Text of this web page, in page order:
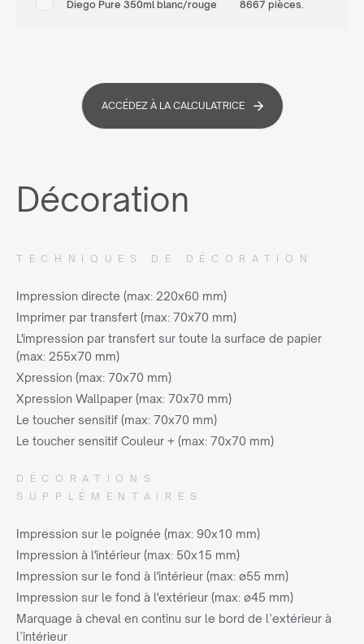
Diego Pure 350ml blanc/rouge 8667 pièces.
ACCÉDEZ À LA CALCULATRICE
Décoration
TECHNIQUES DE DÉCORATION
Impression directe (max: 220x60 mm)
Imprimer par transfert (max: 70x70 mm)
L'impression par transfert sur toute la surface de papier
(max: 255x70 mm)
Xpression (max: 70x70 mm)
Xpression Wallpaper (max: 70x70 mm)
Le toucher sensitif (max: 70x70 mm)
Le toucher sensitif Couleur + (max: 70x70 mm)
DÉCORATIONS
SUPPLÉMENTAIRES
Impression sur le poignée (max: 90x10 mm)
Impression à l'intérieur (max: 50x15 mm)
Impression sur le fond à l'intérieur (max: ø55 mm)
Impression sur le fond à l'extérieur (max: ø45 mm)
Marquage à cheval en continu sur le bord de l’extérieur à
l’intérieur